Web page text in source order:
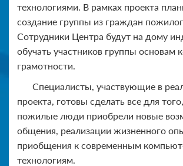
технологиями. В рамках проекта
создание группы из граждан
Сотрудники Центра будут на дому
обучать участников группы основам
грамотности.
Специалисты, участвующие в
проекта, готовы сделать все для
пожилые люди приобрели новые
общения, реализации жизненного
приобщения к современным
технологиям.